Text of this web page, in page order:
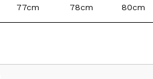
77cm 78cm 80cm